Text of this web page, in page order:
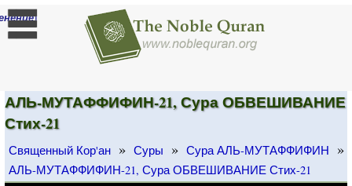
]
АЛЬ-МУТАФФИФИН-21, Сура ОБВЕШИВАНИЕ
Стих-21
Священный Кор'ан » Суры » Сура АЛЬ-МУТАФФИФИН »
АЛЬ-МУТАФФИФИН-21, Сура ОБВЕШИВАНИЕ Стих-21